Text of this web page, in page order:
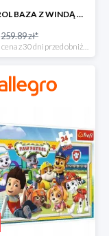
PSI PATROL BAZA Z WINDĄ WIEŻA + POJAZD AUTO REX -30%
259.89 zł*